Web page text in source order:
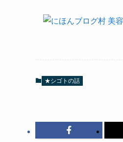
★シゴトの話